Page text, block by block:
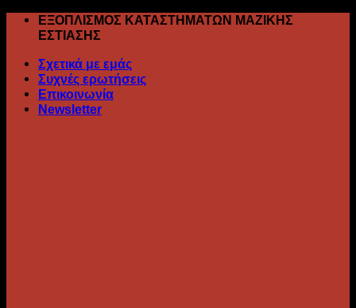
Skip
ΕΞΟΠΛΙΣΜΟΣ ΚΑΤΑΣΤΗΜΑΤΩΝ ΜΑΖΙΚΗΣ
ΕΣΤΙΑΣΗΣ
Σχετικά με εμάς
Συχνές ερωτήσεις
Επικοινωνία
Newsletter